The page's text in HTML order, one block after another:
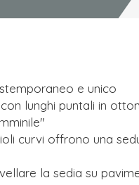
e unico
lunghi puntali in
curvi offrono una
la sedia su